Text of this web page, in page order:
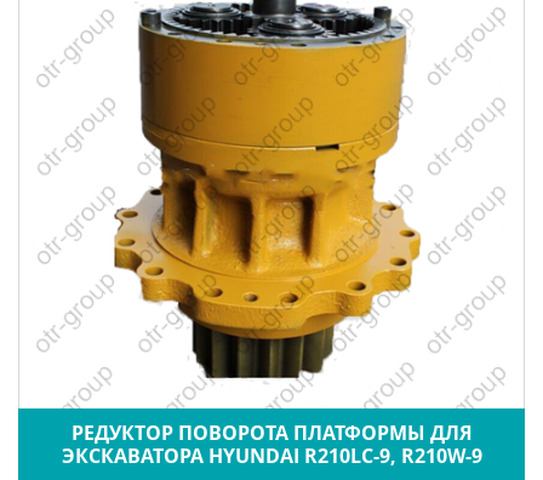
РЕДУКТОР ПОВОРОТА ПЛАТФОРМЫ ДЛЯ
ЭКСКАВАТОРА HYUNDAI R210LC-9, R210W-9